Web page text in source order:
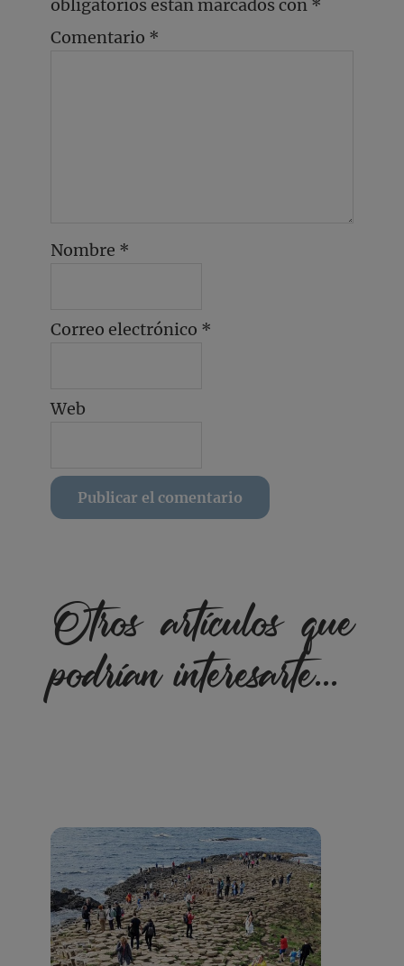
obligatorios están marcados con *
Comentario *
Nombre *
Correo electrónico *
Web
Otros artículos que
podrían interesarte...